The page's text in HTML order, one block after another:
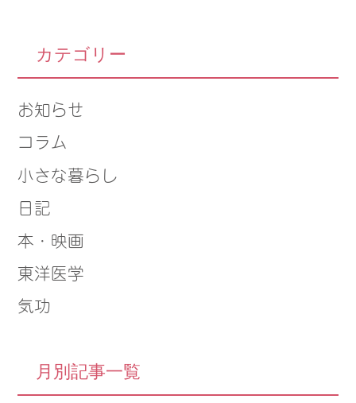
カテゴリー
お知らせ
コラム
小さな暮らし
日記
本・映画
東洋医学
気功
月別記事一覧